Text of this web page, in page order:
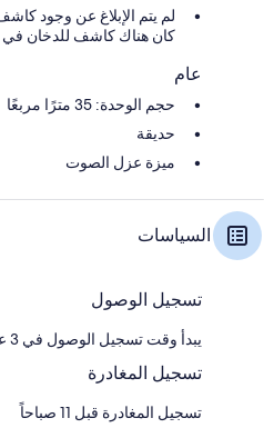
لم يتم الإبلاغ عن وجود
كان هناك كاشف للدخان في
عام
حجم الوحدة: 35 مترًا مربعًا
حديقة
ميزة عزل الصوت
السياسات
تسجيل الوصول
يبدأ وقت تسجيل الوصول في 3 عصراً
تسجيل المغادرة
تسجيل المغادرة قبل 11 صباحاً